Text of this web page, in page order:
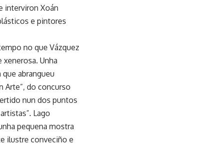
interviron Xoán
e pintores
no que Vázquez
Unha
abrangueu
Arte”, do concurso
nun dos puntos
Lago
pequena mostra
ilustre conveciño e